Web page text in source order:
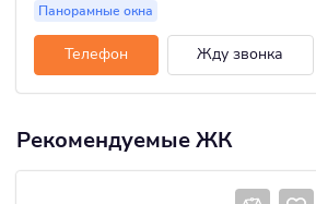
Панорамные окна
Телефон Жду звонка
Рекомендуемые ЖК